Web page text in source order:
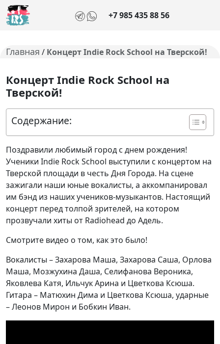
+7 985 435 88 56
Главная / Концерт Indie Rock School на Тверской!
Концерт Indie Rock School на
Тверской!
Содержание:
Поздравили любимый город с днем рождения!
Ученики Indie Rock School выступили с концертом на
Тверской площади в честь Дня Города. На сцене
зажигали наши юные вокалисты, а аккомпанировал
им бэнд из наших учеников-музыкантов. Настоящий
концерт перед толпой зрителей, на котором
прозвучали хиты от Radiohead до Адель.
Смотрите видео о том, как это было!
Вокалисты – Захарова Маша, Захарова Саша, Орлова
Маша, Мозжухина Даша, Селифанова Вероника,
Яковлева Катя, Ильчук Арина и Цветкова Ксюша.
Гитара – Матюхин Дима и Цветкова Ксюша, ударные
– Леонов Мирон и Бобкин Иван.